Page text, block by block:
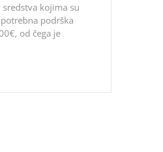
kojima su
podrška
od čega je